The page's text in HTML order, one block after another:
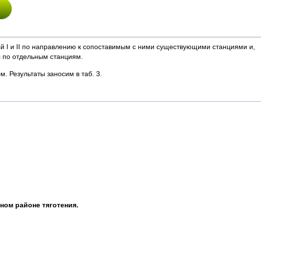
I и II по направлению к сопоставимым с ними существующими станциями и,
отдельным станциям.
Результаты заносим в таб. 3.
районе тяготения.